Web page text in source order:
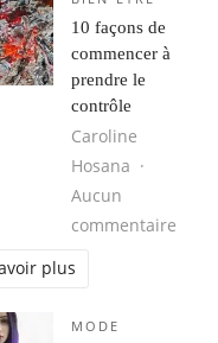
une destination idéale
10 façons de
commencer à
prendre le
contrôle
Caroline
Hosana
Aucun
commentaire
plus
MODE